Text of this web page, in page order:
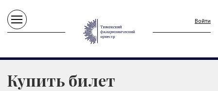
Войти
Купить билет